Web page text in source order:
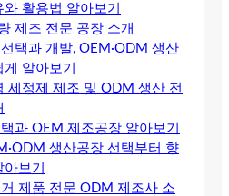
활용법 알아보기
제조 전문 공장 소개
택과 개발, OEM·ODM 생산
알아보기
세정제 제조 및 ODM 생산 전
과 OEM 제조공장 알아보기
생산공장 선택부터 향
보기
제품 전문 ODM 제조사 소